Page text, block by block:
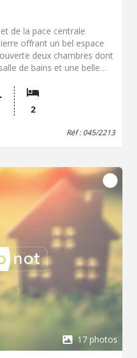
de la pace centrale
offrant un bel espace
deux chambres dont
de bains et une belle
ensemble qui saura vous
contemporaine.
2
Réf : 045/2213
17 photos